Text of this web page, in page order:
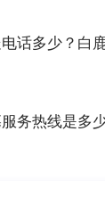
话多少？白
务热线是多